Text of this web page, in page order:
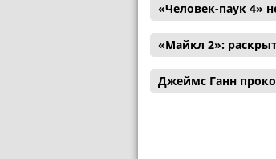
«Человек-паук 4»
«Майкл 2»:
Джеймс Ганн